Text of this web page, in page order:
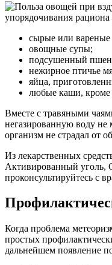
упорядочивания
сырые или вареные
овощные супы;
подсушенный
нежирное птичье
яйца,
любые каши,
Вместе с травяными
негазированную воду
организм не страдал от
Из лекарственных
Активированный уголь,
проконсультируйтесь с
Когда проблема
простых
дальнейшем появление